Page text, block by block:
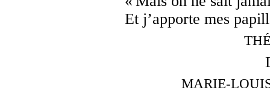
Et j’apporte mes
MARIE-